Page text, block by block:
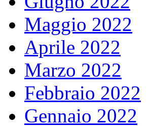
Maggio 2022
Aprile 2022
Marzo 2022
Febbraio 2022
Gennaio 2022